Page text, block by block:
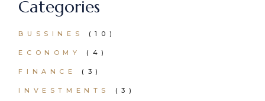
Categories
BUSSINES (10)
ECONOMY (4)
FINANCE (3)
INVESTMENTS (3)